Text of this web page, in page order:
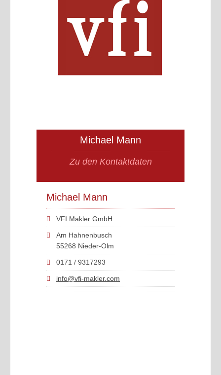
Michael Mann
Zu den Kontaktdaten
Michael Mann
VFI Makler GmbH
Am Hahnenbusch
55268 Nieder-Olm
0171 / 9317293
info@vfi-makler.com